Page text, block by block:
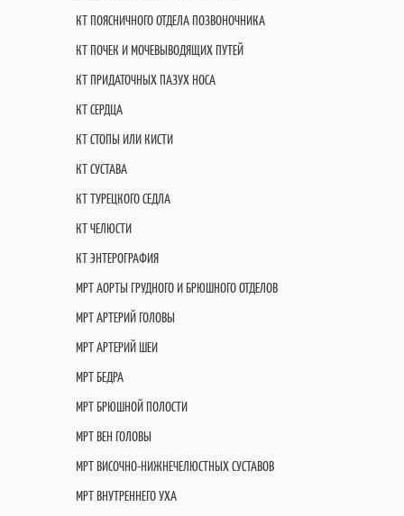
КТ ПОЯСНИЧНОГО ОТДЕЛА ПОЗВОНОЧНИКА
КТ ПОЧЕК И МОЧЕВЫВОДЯЩИХ ПУТЕЙ
КТ ПРИДАТОЧНЫХ ПАЗУХ НОСА
КТ СЕРДЦА
КТ СТОПЫ ИЛИ КИСТИ
КТ СУСТАВА
КТ ТУРЕЦКОГО СЕДЛА
КТ ЧЕЛЮСТИ
КТ ЭНТЕРОГРАФИЯ
МРТ АОРТЫ ГРУДНОГО И БРЮШНОГО ОТДЕЛОВ
МРТ АРТЕРИЙ ГОЛОВЫ
МРТ АРТЕРИЙ ШЕИ
МРТ БЕДРА
МРТ БРЮШНОЙ ПОЛОСТИ
МРТ ВЕН ГОЛОВЫ
МРТ ВИСОЧНО-НИЖНЕЧЕЛЮСТНЫХ СУСТАВОВ
МРТ ВНУТРЕННЕГО УХА